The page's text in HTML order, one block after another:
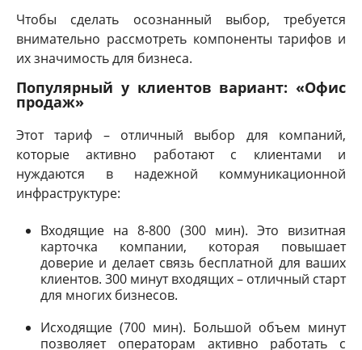
Чтобы сделать осознанный выбор, требуется
внимательно рассмотреть компоненты тарифов и
их значимость для бизнеса.
Популярный у клиентов вариант: «Офис
продаж»
Этот тариф – отличный выбор для компаний,
которые активно работают с клиентами и
нуждаются в надежной коммуникационной
инфраструктуре:
Входящие на 8-800 (300 мин). Это визитная
карточка компании, которая повышает
доверие и делает связь бесплатной для ваших
клиентов. 300 минут входящих – отличный старт
для многих бизнесов.
Исходящие (700 мин). Большой объем минут
позволяет операторам активно работать с